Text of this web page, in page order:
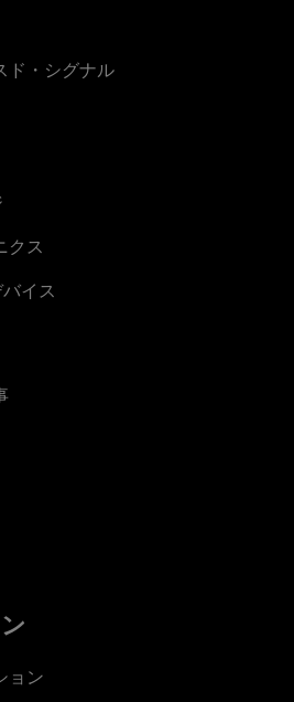
ド・シグナル
クス
イス
ョン